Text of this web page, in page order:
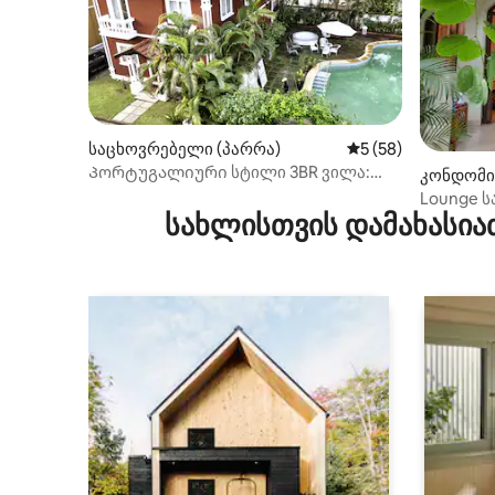
საცხოვრებელი (პარრა) საშუალო
5 (58)
Პორტუგალიური სტილი 3BR ვილა:
Lounge
სახლისთვის